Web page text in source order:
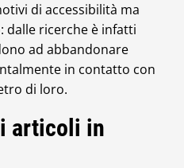
di accessibilità ma
dalle ricerche è infatti
ad abbandonare
in contatto con
di loro.
articoli in